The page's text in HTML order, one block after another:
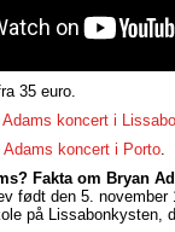
35 euro.
koncert i
Adams koncert i Porto.
Fakta om Bryan
født den 5.
på Lissabonkysten,